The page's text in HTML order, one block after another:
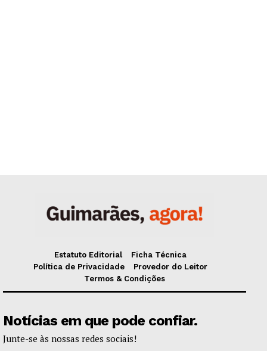
Estatuto Editorial
Ficha Técnica
Política de Privacidade
Provedor do Leitor
Termos & Condições
Notícias em que pode confiar.
Junte-se às nossas redes sociais!